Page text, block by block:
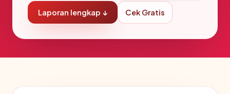
Laporan lengkap ↓ Cek Gratis